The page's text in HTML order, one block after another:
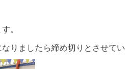
。
りましたら締め切りとさせてい